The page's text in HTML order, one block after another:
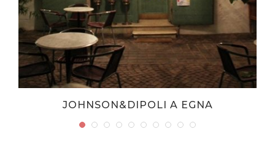
JOHNSON&DIPOLI A EGNA